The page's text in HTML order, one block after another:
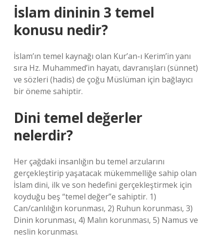
İslam dininin 3 temel
konusu nedir?
İslam’ın temel kaynağı olan Kur’an-ı Kerim’in yanı
sıra Hz. Muhammed’in hayatı, davranışları (sünnet)
ve sözleri (hadis) de çoğu Müslüman için bağlayıcı
bir öneme sahiptir.
Dini temel değerler
nelerdir?
Her çağdaki insanlığın bu temel arzularını
gerçekleştirip yaşatacak mükemmelliğe sahip olan
İslam dini, ilk ve son hedefini gerçekleştirmek için
koyduğu beş “temel değer”e sahiptir. 1)
Can/canlılığın korunması, 2) Ruhun korunması, 3)
Dinin korunması, 4) Malın korunması, 5) Namus ve
neslin korunması.